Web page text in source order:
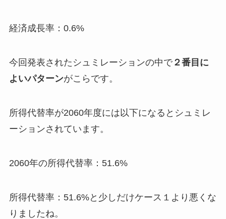
経済成長率：0.6%
今回発表されたシュミレーションの中で２番目に
よいパターンがこらです。
所得代替率が2060年度には以下になるとシュミレ
ーションされています。
2060年の所得代替率：51.6%
所得代替率：51.6%と少しだけケース１より悪くな
りましたね。